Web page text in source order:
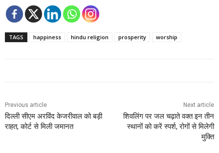
TAGS happiness hindu religion prosperity worship
Previous article
दिल्ली सीएम अरविंद केजरीवाल को बड़ी
राहत, कोर्ट से मिली जमानत
Next article
शिवलिंग पर जल चढ़ाते वक्त इन तीन
स्थानों को करें स्पर्श, रोगों से मिलेगी
मुक्ति